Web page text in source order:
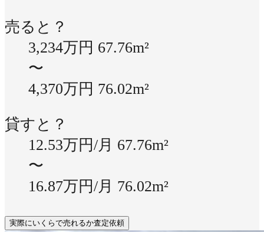
売ると？
3,234万円 67.76m²
〜
4,370万円 76.02m²
貸すと？
12.53万円/月 67.76m²
〜
16.87万円/月 76.02m²
実際にいくらで売れるか査定依頼